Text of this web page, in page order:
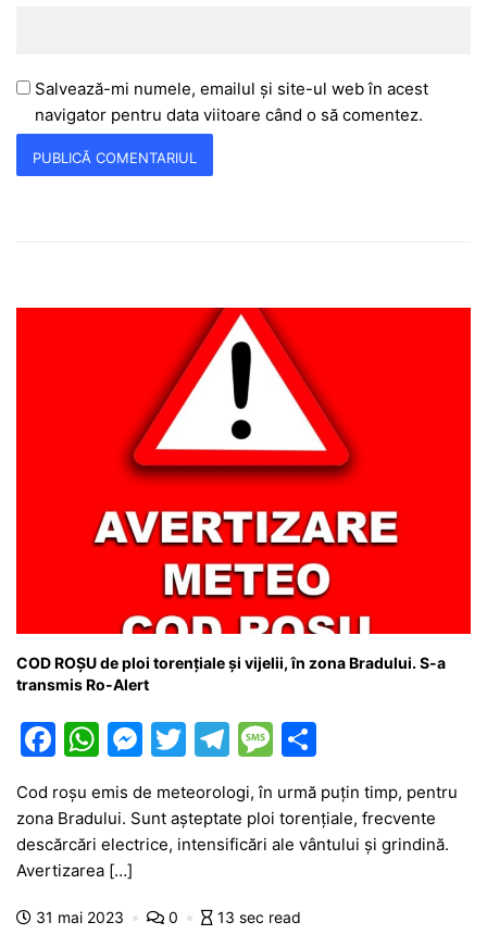
Salvează-mi numele, emailul și site-ul web în acest
navigator pentru data viitoare când o să comentez.
COD ROȘU de ploi torențiale și vijelii, în zona Bradului. S-a
transmis Ro-Alert
F
c
e
b
o
W
h
at
s
A
p
M
s
s
n
T
itt
er
T
el
e
gr
m
M
s
s
g
ar
ta
je
Cod roșu emis de meteorologi, în urmă puțin timp, pentru
zona Bradului. Sunt așteptate ploi torențiale, frecvente
descărcări electrice, intensificări ale vântului și grindină.
Avertizarea […]
31 mai 2023 0 13 sec read